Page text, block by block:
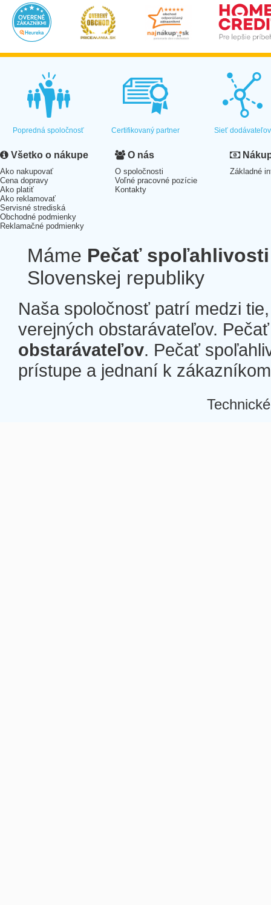
Popredná spoločnosť Certifikovaný partner Sieť dodávateľov
Všetko o nákupe
Ako nakupovať
Cena dopravy
Ako platiť
Ako reklamovať
Servisné strediská
Obchodné podmienky
Reklamačné podmienky
O nás
O spoločnosti
Voľné pracovné pozície
Kontakty
Základné
Máme Pečať spoľahlivosti
Slovenskej republiky
Naša spoločnosť patrí medzi
verejných obstarávateľov.
obstarávateľov. Pečať
prístupe a jednaní k